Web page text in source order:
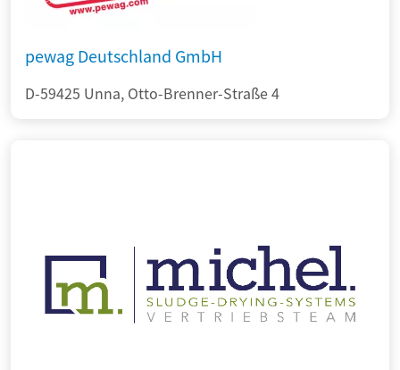
pewag Deutschland GmbH
D-59425 Unna, Otto-Brenner-Straße 4